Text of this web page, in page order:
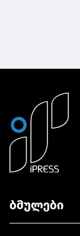
ბმულები